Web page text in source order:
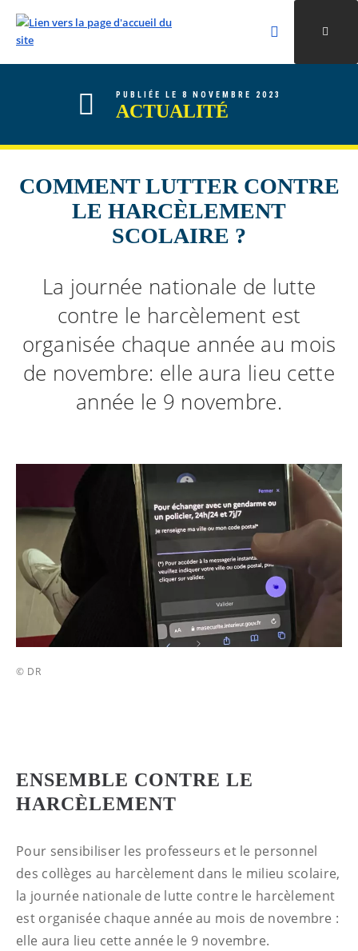
ALLER AU CONTENU
ALLER AU MENU
ALLER À LA RECHERCHE
Rechercher
Valider la
PUBLIÉE LE 8 NOVEMBRE 2023
ACTUALITÉ
COMMENT LUTTER CONTRE
LE HARCÈLEMENT
SCOLAIRE ?
La journée nationale de lutte
contre le harcèlement est
organisée chaque année au mois
de novembre: elle aura lieu cette
année le 9 novembre.
© DR
ENSEMBLE CONTRE LE
HARCÈLEMENT
Pour sensibiliser les professeurs et le personnel
des collèges au harcèlement dans le milieu scolaire,
la journée nationale de lutte contre le harcèlement
est organisée chaque année au mois de novembre :
elle aura lieu cette année le 9 novembre.